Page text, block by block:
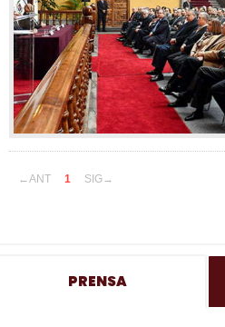
←ANT 1 SIG→
PRENSA